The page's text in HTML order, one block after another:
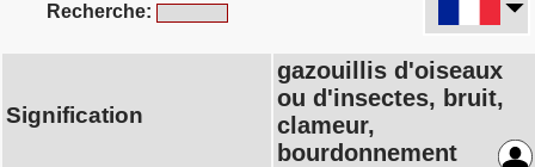
Recherche:
Signification
gazouillis d'oiseaux
ou d'insectes, bruit,
clameur,
bourdonnement